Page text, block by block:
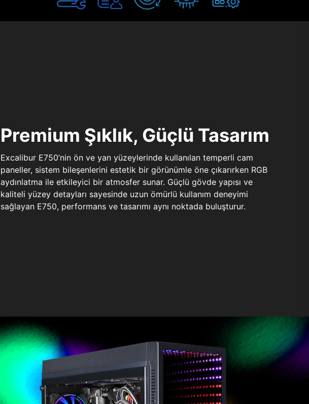
Premium Şıklık, Güçlü Tasarım
Excalibur E750’nin ön ve yan yüzeylerinde kullanılan temperli cam
paneller, sistem bileşenlerini estetik bir görünümle öne çıkarırken RGB
aydınlatma ile etkileyici bir atmosfer sunar. Güçlü gövde yapısı ve
kaliteli yüzey detayları sayesinde uzun ömürlü kullanım deneyimi
sağlayan E750, performans ve tasarımı aynı noktada buluşturur.